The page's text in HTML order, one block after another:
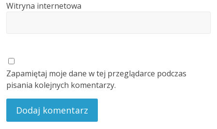
Witryna internetowa
Zapamiętaj moje dane w tej przeglądarce podczas
pisania kolejnych komentarzy.